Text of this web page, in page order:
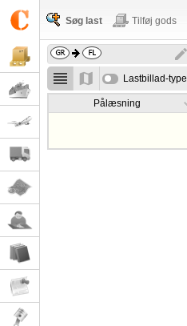
Søg last Tilføj gods
Lastbillad-type
Pålæsning